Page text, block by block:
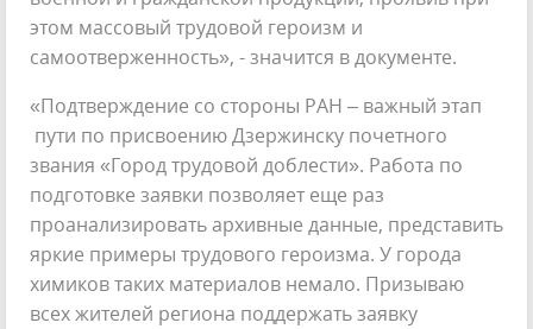
этом массовый трудовой героизм и
самоотверженность», - значится в документе.
«Подтверждение со стороны РАН – важный этап
пути по присвоению Дзержинску почетного
звания «Город трудовой доблести». Работа по
подготовке заявки позволяет еще раз
проанализировать архивные данные, представить
яркие примеры трудового героизма. У города
химиков таких материалов немало. Призываю
всех жителей региона поддержать заявку